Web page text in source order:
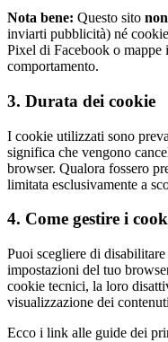
Nota bene: Questo sito
inviarti pubblicità) né
Pixel di Facebook o mappe
comportamento.
3. Durata dei cookie
I cookie utilizzati sono
significa che vengono
browser. Qualora fossero
limitata esclusivamente a
4. Come gestire i
Puoi scegliere di
impostazioni del tuo
cookie tecnici, la loro
visualizzazione dei
Ecco i link alle guide dei